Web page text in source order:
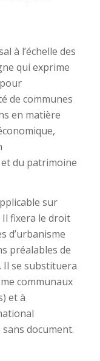
à l’échelle des
qui exprime
de communes
en matière
du patrimoine
sur
Il fixera le droit
d’urbanisme
préalables de
Il se substituera
communaux
et à
document.